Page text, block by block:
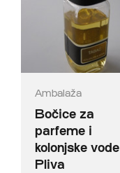
Ambalaža
Bočice za
parfeme i
kolonjske vode
Pliva